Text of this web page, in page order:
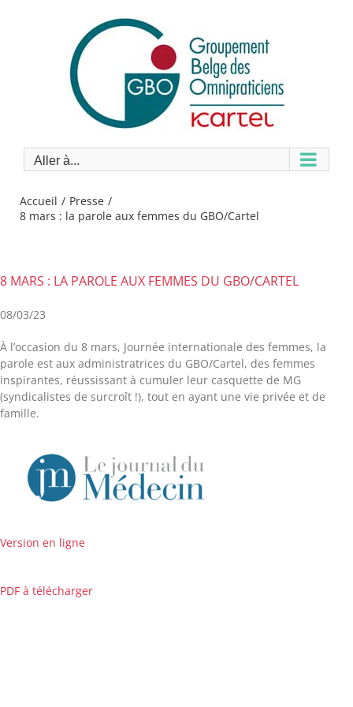
Aller à...
Accueil
Presse
8 mars : la parole aux femmes du GBO/Cartel
8 MARS : LA PAROLE AUX FEMMES DU GBO/CARTEL
08/03/23
À l’occasion du 8 mars, Journée internationale des femmes, la
parole est aux administratrices du GBO/Cartel, des femmes
inspirantes, réussissant à cumuler leur casquette de MG
(syndicalistes de surcroît !), tout en ayant une vie privée et de
famille.
Version en ligne
PDF à télécharger